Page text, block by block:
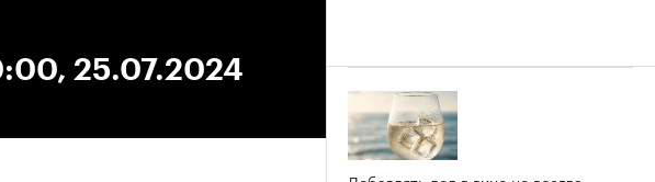
25.07.2024